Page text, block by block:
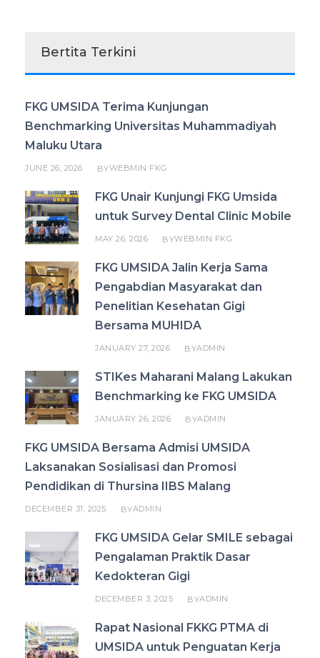
Bertita Terkini
FKG UMSIDA Terima Kunjungan
Benchmarking Universitas Muhammadiyah
Maluku Utara
JUNE 26, 2026 BYWEBMIN FKG
FKG Unair Kunjungi FKG Umsida
untuk Survey Dental Clinic Mobile
MAY 26, 2026 BYWEBMIN FKG
FKG UMSIDA Jalin Kerja Sama
Pengabdian Masyarakat dan
Penelitian Kesehatan Gigi
Bersama MUHIDA
JANUARY 27, 2026 BYADMIN
STIKes Maharani Malang Lakukan
Benchmarking ke FKG UMSIDA
JANUARY 26, 2026 BYADMIN
FKG UMSIDA Bersama Admisi UMSIDA
Laksanakan Sosialisasi dan Promosi
Pendidikan di Thursina IIBS Malang
DECEMBER 31, 2025 BYADMIN
FKG UMSIDA Gelar SMILE sebagai
Pengalaman Praktik Dasar
Kedokteran Gigi
DECEMBER 3, 2025 BYADMIN
Rapat Nasional FKKG PTMA di
UMSIDA untuk Penguatan Kerja